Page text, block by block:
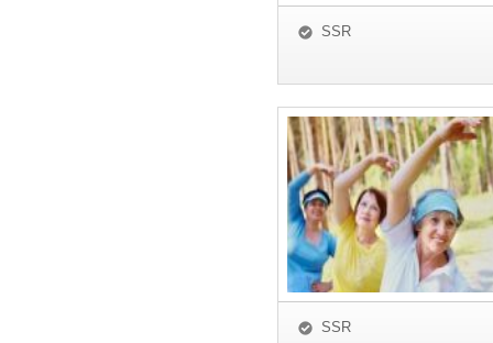
SSR
SSR